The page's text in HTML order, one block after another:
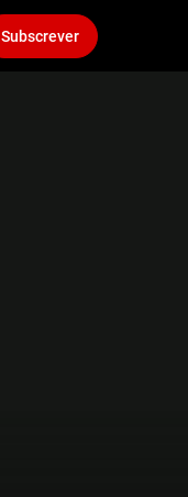
Subscrever